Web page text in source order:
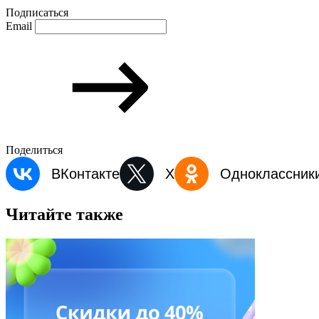
Подписаться
Email
Поделиться
ВКонтакте X
Читайте также